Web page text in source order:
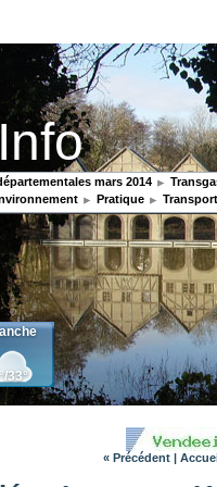
mars 2014
Pratique
« Précédent |